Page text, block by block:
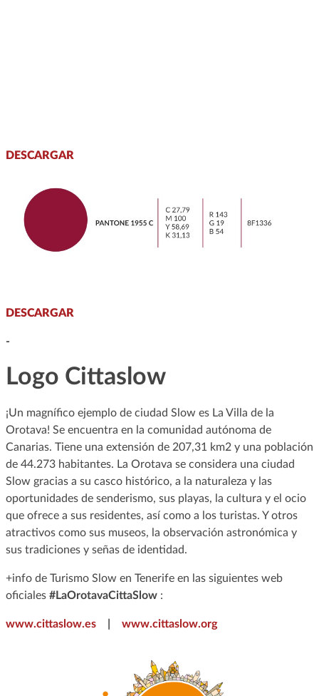
DESCARGAR
DESCARGAR
-
Logo Cittaslow
¡Un magnífico ejemplo de ciudad Slow es La Villa de la
Orotava! Se encuentra en la comunidad autónoma de
Canarias. Tiene una extensión de 207,31 km2 y una población
de 44.273 habitantes. La Orotava se considera una ciudad
Slow gracias a su casco histórico, a la naturaleza y las
oportunidades de senderismo, sus playas, la cultura y el ocio
que ofrece a sus residentes, así como a los turistas. Y otros
atractivos como sus museos, la observación astronómica y
sus tradiciones y señas de identidad.
+info de Turismo Slow en Tenerife en las siguientes web
oficiales #LaOrotavaCittaSlow:
www.cittaslow.es| www.cittaslow.org